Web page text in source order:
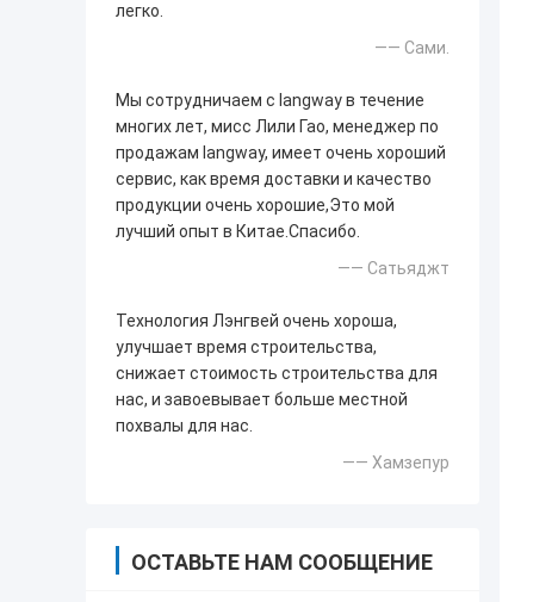
легко.
—— Сами.
Мы сотрудничаем с langway в течение
многих лет, мисс Лили Гао, менеджер по
продажам langway, имеет очень хороший
сервис, как время доставки и качество
продукции очень хорошие,Это мой
лучший опыт в Китае.Спасибо.
—— Сатьяджт
Технология Лэнгвей очень хороша,
улучшает время строительства,
снижает стоимость строительства для
нас, и завоевывает больше местной
похвалы для нас.
—— Хамзепур
ОСТАВЬТЕ НАМ СООБЩЕНИЕ